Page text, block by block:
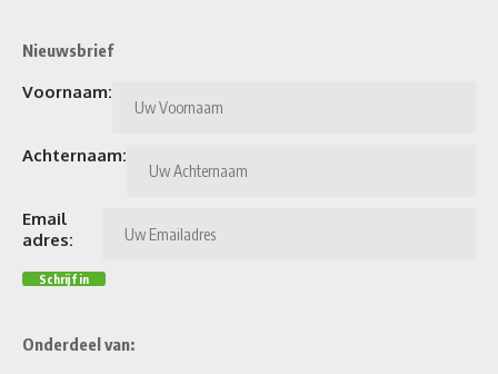
Nieuwsbrief
Voornaam:
Achternaam:
Email
adres:
Onderdeel van: